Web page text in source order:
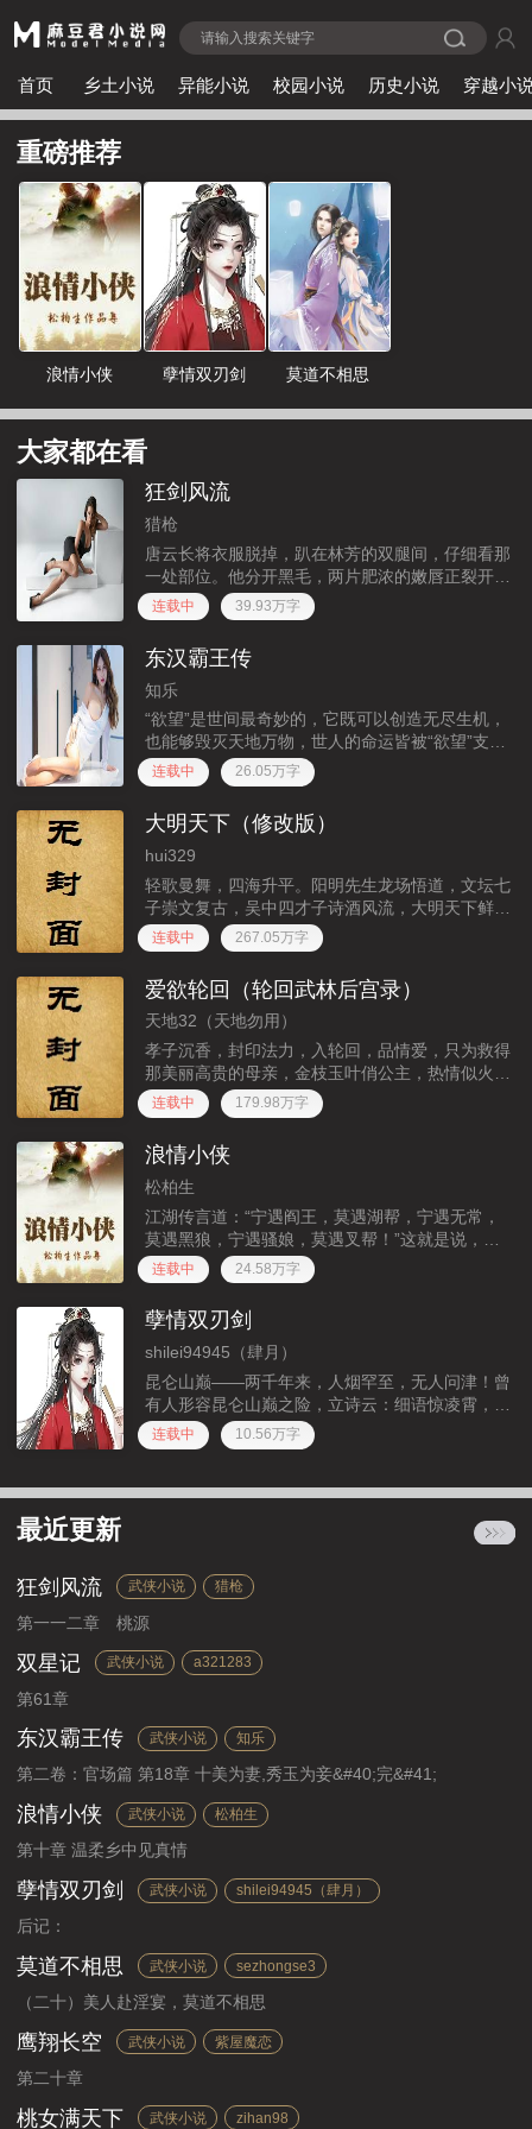
首页 乡土小说 异能小说 校园小说 历史小说 穿越小
重磅推荐
浪情小侠 孽情双刃剑 莫道不相思
大家都在看
狂剑风流
猎枪
唐云长将衣服脱掉，趴在林芳的双腿间，仔细看那
一处部位。他分开黑毛，两片肥浓的嫩唇正裂开一
条缝，从缝里正源源不断地淌着水呢！把下边的菊
花都给浇上了。唐云长看得兴起，自己跪坐着，抬
高林芳的屁股，放在自己的
连载中 39.93万字
东汉霸王传
知乐
“欲望”是世间最奇妙的，它既可以创造无尽生机，
也能够毁灭天地万物，世人的命运皆被“欲望”支
配，而“道之彼岸”就是让我们摆脱“欲望”的控制，
脱出凡人命运的轨迹，达至“天人之境”楚汉相争，
楚亡汉兴，一代霸
连载中 26.05万字
大明天下（修改版）
hui329
轻歌曼舞，四海升平。阳明先生龙场悟道，文坛七
子崇文复古，吴中四才子诗酒风流，大明天下鲜花
似锦。权阉当道，厂卫横行。白莲教徒矢志造反，
朝堂内外各怀机心，正德小皇帝玩心不减，九州万
方暗潮汹涌。庙堂江湖，尔
连载中 267.05万字
爱欲轮回（轮回武林后宫录）
天地32（天地勿用）
孝子沉香，封印法力，入轮回，品情爱，只为救得
那美丽高贵的母亲，金枝玉叶俏公主，热情似火的
魔女，冰清玉洁冷美人……世间情爱，大爱，小
爱，都逃脱不了爱之一字，看沉香，如何品得这世
间之爱……
连载中 179.98万字
浪情小侠
松柏生
江湖传言道：“宁遇阎王，莫遇湖帮，宁遇无常，
莫遇黑狼，宁遇骚娘，莫遇叉帮！”这就是说，湖
帮、黑狼门和又帮，正是如今横行天下的三个江湖
霸主之帮派。嗯？乖乖隆个哈，还叉帮啊？
连载中 24.58万字
孽情双刃剑
shilei94945（肆月）
昆仑山巅——两千年来，人烟罕至，无人问津！曾
有人形容昆仑山巅之险，立诗云：细语惊凌霄，挽
歌戏月老。浮云身畔坐，御马靴边逃。然而，就是
这荒烟渺渺的山巅，不知何时，却突兀的立起一座
连载中 10.56万字
最近更新
狂剑风流 武侠小说 猎枪
第一一二章 桃源
双星记 武侠小说 a321283
第61章
东汉霸王传 武侠小说 知乐
第二卷：官场篇 第18章 十美为妻,秀玉为妾&#40;完&#41;
浪情小侠 武侠小说 松柏生
第十章 温柔乡中见真情
孽情双刃剑 武侠小说 shilei94945（肆月）
后记：
莫道不相思 武侠小说 sezhongse3
（二十）美人赴淫宴，莫道不相思
鹰翔长空 武侠小说 紫屋魔恋
第二十章
桃女满天下 武侠小说 zihan98